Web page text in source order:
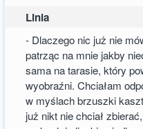
Linia
- Dlaczego nic już nie
patrząc na mnie jakby
sama na tarasie, który
wyobraźni. Chciałam
w myślach brzuszki
już nikt nie chciał